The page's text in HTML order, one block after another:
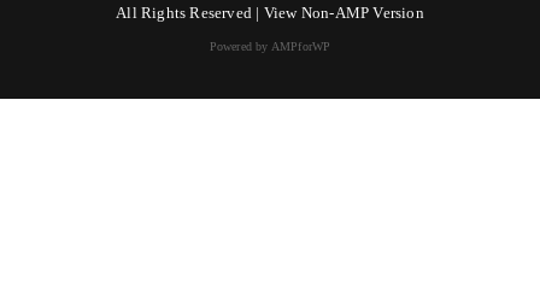
All Rights Reserved | View Non-AMP Version
Powered by AMPforWP